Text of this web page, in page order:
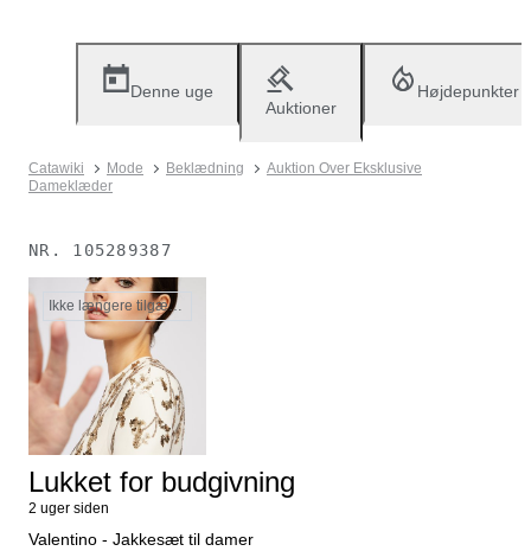
Denne uge
Auktioner
Højdepunkter
Catawiki Mode Beklædning
Auktion Over Eksklusive
Dameklæder
NR. 105289387
Ikke længere tilgængelig
Lukket for budgivning
2 uger siden
Valentino - Jakkesæt til damer